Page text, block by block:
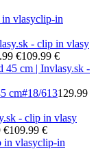
clip-in
€109.99 €
cm#18/613129.99
€109.99 €
clip-in